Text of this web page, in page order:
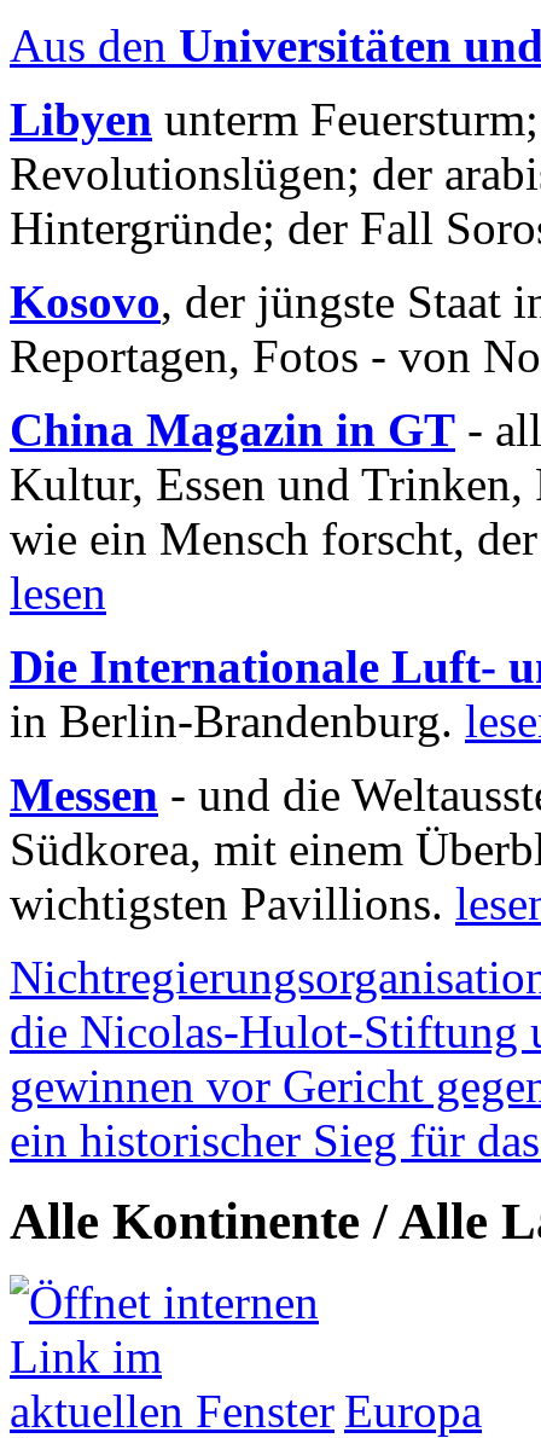
Aus den Universitäten
Libyen unterm
Revolutionslügen; der
Hintergründe; der Fall
Kosovo, der jüngste Staat
Reportagen, Fotos - von
China Magazin in GT -
Kultur, Essen und
wie ein Mensch forscht,
lesen
Die Internationale Luft-
in Berlin-Brandenburg.
Messen - und die
Südkorea, mit einem
wichtigsten Pavillions.
die Nicolas-Hulot-Stiftung
gewinnen vor Gericht
ein historischer Sieg für
Alle Kontinente / Alle
Europa